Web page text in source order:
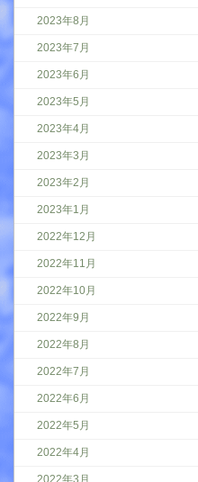
2023年8月
2023年7月
2023年6月
2023年5月
2023年4月
2023年3月
2023年2月
2023年1月
2022年12月
2022年11月
2022年10月
2022年9月
2022年8月
2022年7月
2022年6月
2022年5月
2022年4月
2022年3月